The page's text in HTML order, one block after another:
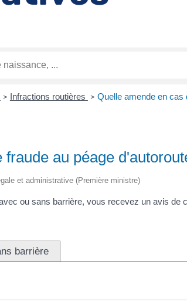
> Infractions routières > Quelle amende en cas
au péage
et administrative (Première ministre)
ou sans barrière, vous recevez un avis de
barrière